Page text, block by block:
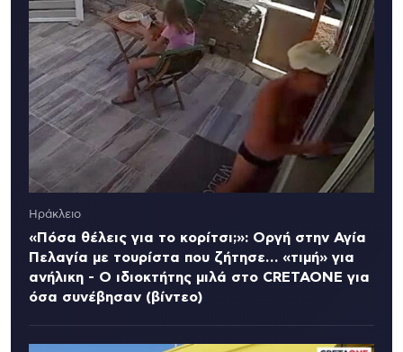
Ηράκλειο
«Πόσα θέλεις για το κορίτσι;»: Οργή στην Αγία
Πελαγία με τουρίστα που ζήτησε… «τιμή» για
ανήλικη - Ο ιδιοκτήτης μιλά στο CRETAONE για
όσα συνέβησαν (βίντεο)